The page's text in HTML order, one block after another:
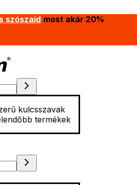
szószaid most akár 20%
kulcsszavak
termékek